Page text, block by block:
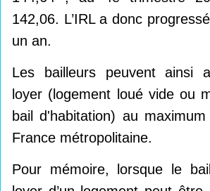
142,06. L’IRL a donc
un an.
Les bailleurs peuvent ainsi
loyer (logement loué vide ou
bail d'habitation) au
France métropolitaine.
Pour mémoire, lorsque le